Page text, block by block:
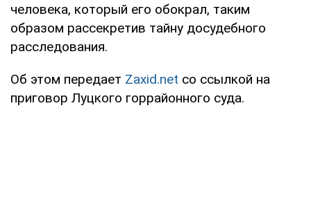
человека, который его обокрал, таким
образом рассекретив тайну досудебного
расследования.
Об этом передает Zaxid.net со ссылкой на
приговор Луцкого горрайонного суда.